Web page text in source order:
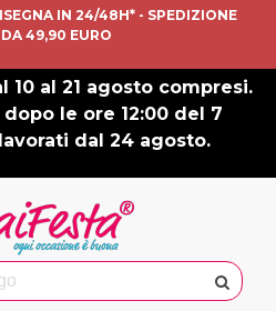
IN 24/48H* - SPEDIZIONE
49,90 EURO
10 al 21 agosto compresi.
le ore 12:00 del 7
dal 24 agosto.